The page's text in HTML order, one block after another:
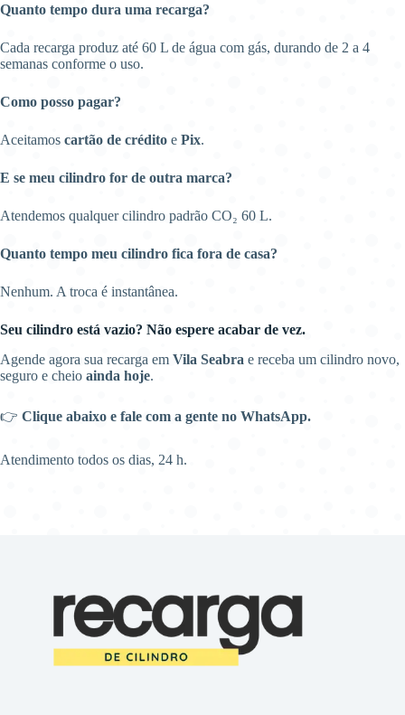
Quanto tempo dura uma recarga?
Cada recarga produz até 60 L de água com gás, durando de 2 a 4
semanas conforme o uso.
Como posso pagar?
Aceitamos cartão de crédito e Pix.
E se meu cilindro for de outra marca?
Atendemos qualquer cilindro padrão CO₂ 60 L.
Quanto tempo meu cilindro fica fora de casa?
Nenhum. A troca é instantânea.
Seu cilindro está vazio? Não espere acabar de vez.
Agende agora sua recarga em Vila Seabra e receba um cilindro novo,
seguro e cheio ainda hoje.
👉 Clique abaixo e fale com a gente no WhatsApp.
Atendimento todos os dias, 24 h.